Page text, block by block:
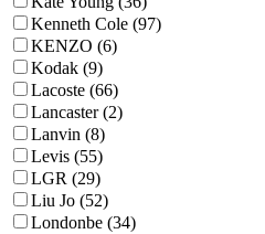
Kenneth Cole (97)
KENZO (6)
Kodak (9)
Lacoste (66)
Lancaster (2)
Lanvin (8)
Levis (55)
LGR (29)
Liu Jo (52)
Londonbe (34)